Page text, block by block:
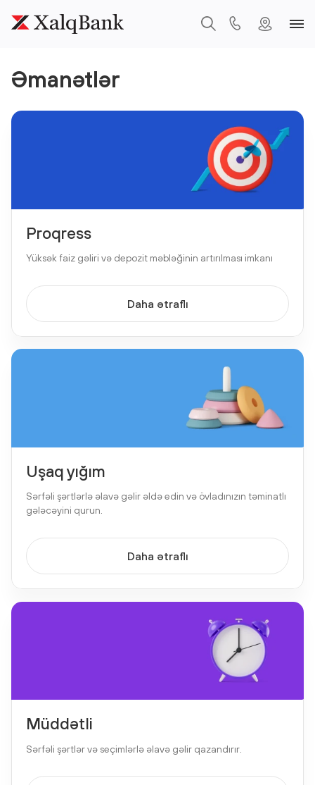
Əmanətlər
Proqress
Yüksək faiz gəliri və depozit məbləğinin artırılması imkanı
Daha ətraflı
Uşaq yığım
Sərfəli şərtlərlə əlavə gəlir əldə edin və övladınızın təminatlı
gələcəyini qurun.
Daha ətraflı
Müddətli
Sərfəli şərtlər və seçimlərlə əlavə gəlir qazandırır.